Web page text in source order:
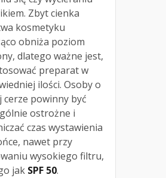
Zbyt cienka
kosmetyku
obniża poziom
dlatego ważne jest,
preparat w
ilości. Osoby o
cerze powinny być
ostrożne i
czas wystawienia
nawet przy
wysokiego filtru,
jak SPF 50.